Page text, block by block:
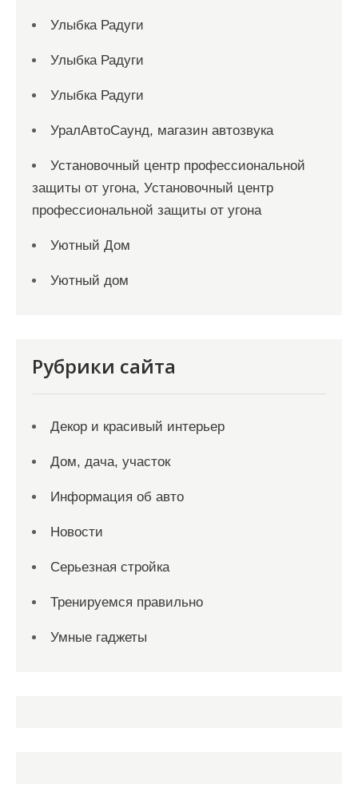
Улыбка Радуги
Улыбка Радуги
Улыбка Радуги
УралАвтоСаунд, магазин автозвука
Установочный центр профессиональной
защиты от угона, Установочный центр
профессиональной защиты от угона
Уютный Дом
Уютный дом
Рубрики сайта
Декор и красивый интерьер
Дом, дача, участок
Информация об авто
Новости
Серьезная стройка
Тренируемся правильно
Умные гаджеты